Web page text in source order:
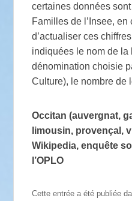
certaines données
Familles de l’Insee, en
d’actualiser ces
indiquées le nom de la
dénomination choisie
Culture), le nombre de
Occitan (auvergnat,
limousin, provençal,
Wikipedia, enquête
l’OPLO
Cette entrée a été publiée